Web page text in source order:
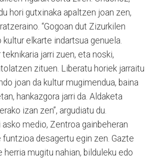
hori gutxinaka apaltzen joan zen,
“Gogoan dut Zizurkilen
elkarte indartsua genuela.
jarri zuen, eta noski,
zituen. Liberatu horiek jarraitu
joan da kultur mugimendua, baina
hankazgora jarri da. Aldaketa
izan zen”, argudiatu du.
asko medio, Zentroa gainbeheran
funtzioa desagertu egin zen. Gazte
herria mugitu nahian, bilduleku edo